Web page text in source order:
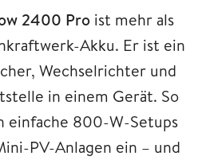
2400 Pro ist mehr als
Akku. Er ist ein
Wechselrichter und
in einem Gerät. So
einfache 800-W-Setups
PV-Anlagen ein – und